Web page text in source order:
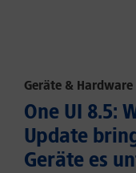
Geräte & Hardware
One UI 8.5:
Update
Geräte es